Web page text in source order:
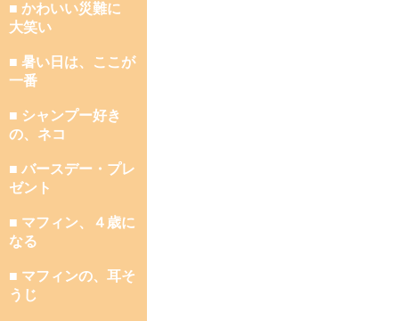
■ かわいい災難に
大笑い
■ 暑い日は、ここが
一番
■ シャンプー好き
の、ネコ
■ バースデー・プレ
ゼント
■ マフィン、４歳に
なる
■ マフィンの、耳そ
うじ